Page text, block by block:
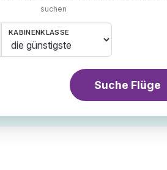
suchen
KABINENKLASSE
Suche Flüge